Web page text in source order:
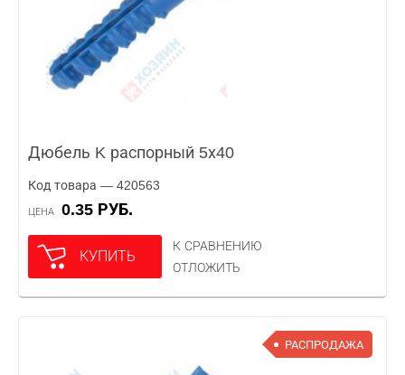
Дюбель K распорный 5х40
Код товара — 420563
ЦЕНА 0.35 РУБ.
КУПИТЬ
К СРАВНЕНИЮ
ОТЛОЖИТЬ
РАСПРОДАЖА